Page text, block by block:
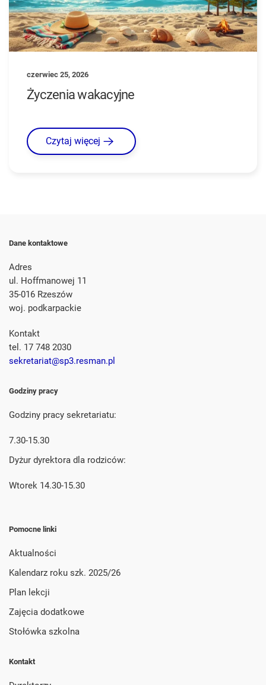
czerwiec 25, 2026
Życzenia wakacyjne
Czytaj więcej
Dane kontaktowe
Adres
ul. Hoffmanowej 11
35-016 Rzeszów
woj. podkarpackie
Kontakt
tel. 17 748 2030
sekretariat@sp3.resman.pl
Godziny pracy
Godziny pracy sekretariatu:
7.30-15.30
Dyżur dyrektora dla rodziców:
Wtorek 14.30-15.30
Pomocne linki
Aktualności
Kalendarz roku szk. 2025/26
Plan lekcji
Zajęcia dodatkowe
Stołówka szkolna
Kontakt